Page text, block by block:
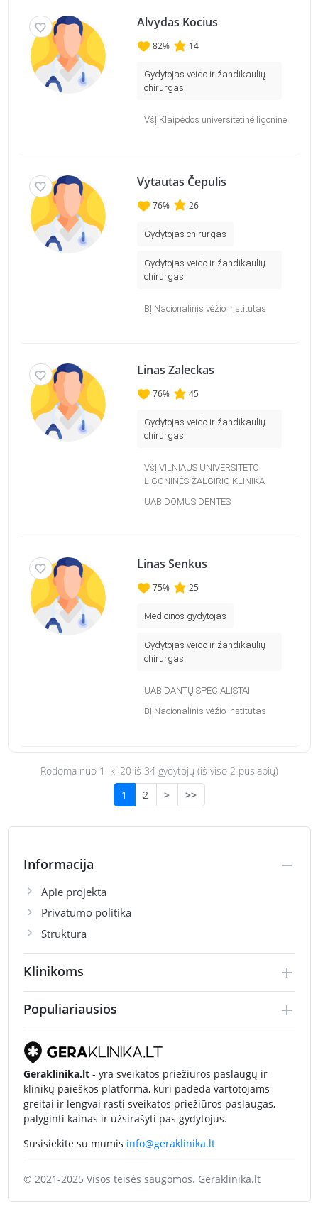
Alvydas Kocius
82% 14
Gydytojas veido ir žandikaulių
chirurgas
VšĮ Klaipėdos universitetinė ligoninė
Vytautas Čepulis
76% 26
Gydytojas chirurgas
Gydytojas veido ir žandikaulių
chirurgas
BĮ Nacionalinis vėžio institutas
Linas Zaleckas
76% 45
Gydytojas veido ir žandikaulių
chirurgas
VšĮ VILNIAUS UNIVERSITETO
LIGONINĖS ŽALGIRIO KLINIKA
UAB DOMUS DENTES
Linas Senkus
75% 25
Medicinos gydytojas
Gydytojas veido ir žandikaulių
chirurgas
UAB DANTŲ SPECIALISTAI
BĮ Nacionalinis vėžio institutas
Rodoma nuo 1 iki 20iš 34 gydytojų (iš viso 2 puslapių)
1
2 > >>
Informacija
Apie projekta
Privatumo politika
Struktūra
Klinikoms
Populiariausios
Geraklinika.lt- yra sveikatos priežiūros paslaugų ir
klinikų paieškos platforma, kuri padeda vartotojams
greitai ir lengvai rasti sveikatos priežiūros paslaugas,
palyginti kainas ir užsirašyti pas gydytojus.
Susisiekite su mumis info@geraklinika.lt
© 2021-2025 Visos teisės saugomos. Geraklinika.lt